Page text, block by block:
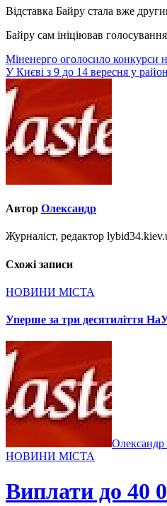
Відставка Байру стала вже
Байру сам ініціював
Навігація
записів
Міненерго оголосило конкурси
У Києві з 9 до 14 вересня у
Автор Олександр
Журналіст, редактор
Схожі записи
НОВИНИ МІСТА
Уперше за три десятиліття
Олександр
НОВИНИ МІСТА
Виплати до 40